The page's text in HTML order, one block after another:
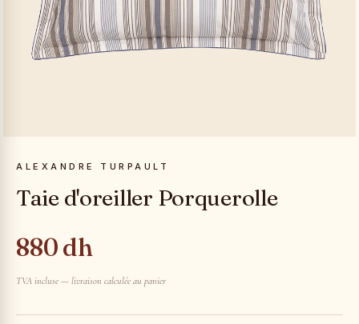
ALEXANDRE TURPAULT
Taie d'oreiller Porquerolle
880 dh
TVA incluse — livraison calculée au panier